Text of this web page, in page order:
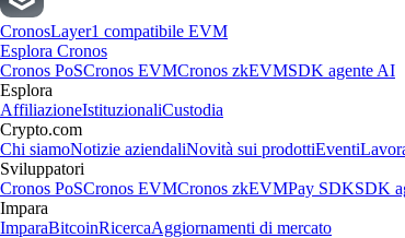
CronosLayer1 compatibile EVM
Esplora Cronos
Cronos PoSCronos EVMCronos zkEVMSDK agente AI
Esplora
AffiliazioneIstituzionaliCustodia
Crypto.com
Chi siamoNotizie aziendaliNovità sui prodottiEventi
Sviluppatori
Cronos PoSCronos EVMCronos zkEVMPay SDKSDK
Impara
ImparaBitcoinRicercaAggiornamenti di mercato